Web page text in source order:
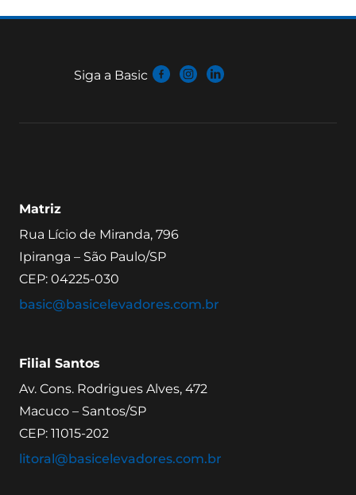
Siga a Basic
Matriz
Rua Lício de Miranda, 796
Ipiranga – São Paulo/SP
CEP: 04225-030
basic@basicelevadores.com.br
Filial Santos
Av. Cons. Rodrigues Alves, 472
Macuco – Santos/SP
CEP: 11015-202
litoral@basicelevadores.com.br